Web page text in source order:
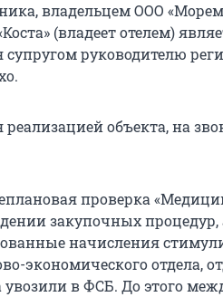
владельцем ООО
(владеет отелем)
руководителю
реализацией объекта, на
проверка
закупочных процедур,
начисления
экономического отдела,
в ФСБ. До этого